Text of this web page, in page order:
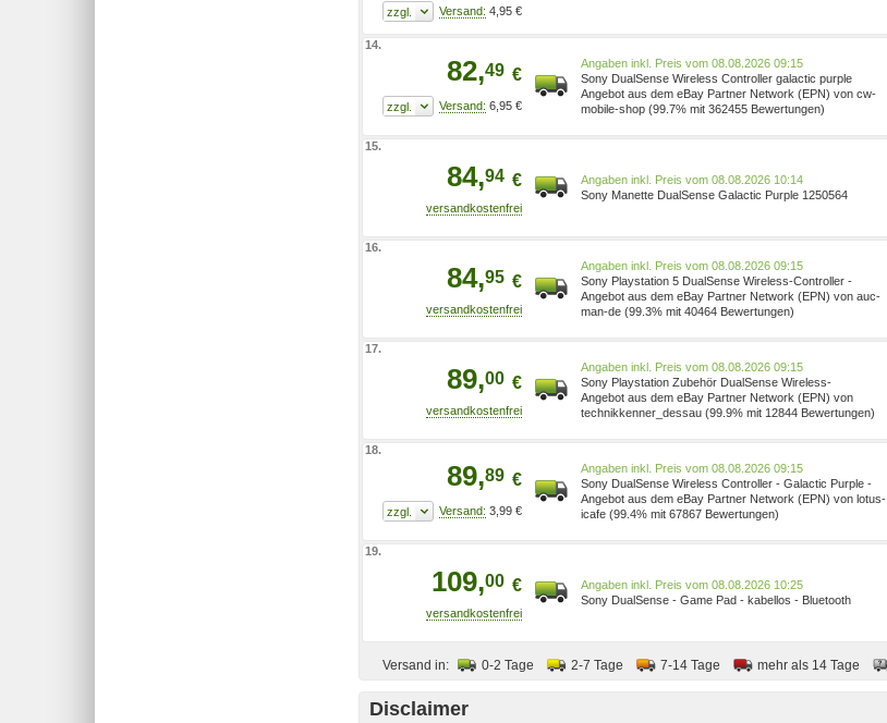
4,95 €
14.
82,49 €
6,95 €
Preis vom 08.08.2026 09:15
Sony DualSense Wireless Controller galactic purple
PlayStation5 kabellos 1000040204
Angebot aus dem eBay Partner Network (EPN) von cw-
mobile-shop (99.7% mit 362455 Bewertungen)
15.
84,94 €
Preis vom 08.08.2026 10:14
Sony Manette DualSense Galactic Purple 1250564
16.
84,95 €
Preis vom 08.08.2026 09:15
Sony Playstation 5 DualSense Wireless-Controller -
Galactic Purple PS5 Lila NEU 9575986
Angebot aus dem eBay Partner Network (EPN) von auc-
man-de (99.3% mit 40464 Bewertungen)
17.
89,00 €
Preis vom 08.08.2026 09:15
Sony Playstation Zubehör DualSense Wireless-
Controller Galactic Purple PS5 PC Mobile
0711719575986
Angebot aus dem eBay Partner Network (EPN) von
technikkenner_dessau (99.9% mit 12844 Bewertungen)
18.
89,89 €
3,99 €
Preis vom 08.08.2026 09:15
Sony DualSense Wireless Controller - Galactic Purple -
PS5 - Neu & OVP 0711719575986
Angebot aus dem eBay Partner Network (EPN) von lotus-
icafe (99.4% mit 67867 Bewertungen)
19.
109,00 €
Preis vom 08.08.2026 10:25
Sony DualSense - Game Pad - kabellos - Bluetooth
Versand in: 0-2 Tage 2-7 Tage 7-14 Tage mehr als 14 Tage
Disclaimer